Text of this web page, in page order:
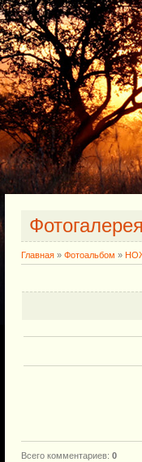
Главная » Фотоальбом »
Всего комментариев: 0